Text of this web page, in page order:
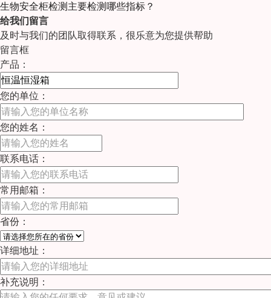
生物安全柜检测主要检测哪些指标？
给我们留言
及时与我们的团队取得联系，很乐意为您提供帮助
留言框
产品：
您的单位：
您的姓名：
联系电话：
常用邮箱：
省份：
详细地址：
补充说明：